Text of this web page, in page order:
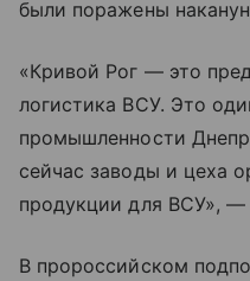
были поражены
«Кривой Рог — это
логистика ВСУ. Это
промышленности
сейчас заводы и цеха
продукции для ВСУ», —
В пророссийском